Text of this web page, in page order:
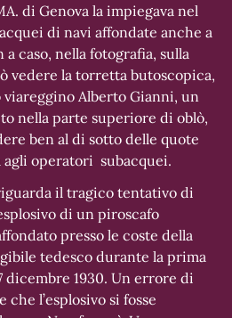
di Genova la impiegava nel
di navi affondate anche a
caso, nella fotografia, sulla
vedere la torretta butoscopica,
Alberto Gianni, un
nella parte superiore di oblò,
ben al di sotto delle quote
operatori subacquei.
il tragico tentativo di
di un piroscafo
presso le coste della
tedesco durante la prima
dicembre 1930. Un errore di
l’esplosivo si fosse